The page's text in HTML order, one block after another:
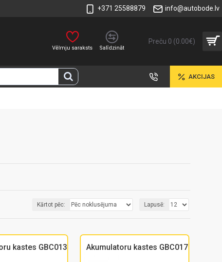
+371 25588879 info@autobode.lv
Vēlmju saraksts Salīdzināt
Preču 0 (0.00€)
AKCIJAS
Kārtot pēc: Lapusē:
kastes GBC013 Akumulatoru kastes GBC017